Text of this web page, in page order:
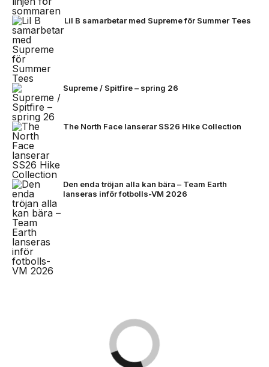
Lil B samarbetar med Supreme för Summer Tees
Supreme / Spitfire – spring 26
The North Face lanserar SS26 Hike Collection
Den enda tröjan alla kan bära – Team Earth
lanseras inför fotbolls-VM 2026